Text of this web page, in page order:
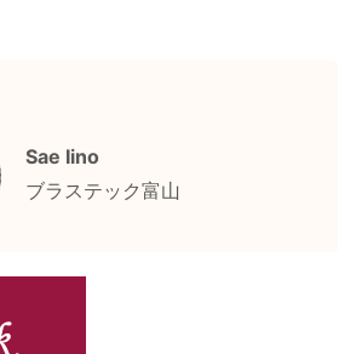
Sae Iino
ブラステック富山